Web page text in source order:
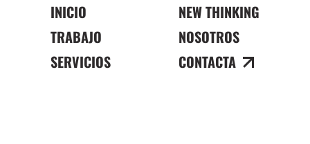
INICIO
TRABAJO
SERVICIOS
NEW THINKING
NOSOTROS
CONTACTA